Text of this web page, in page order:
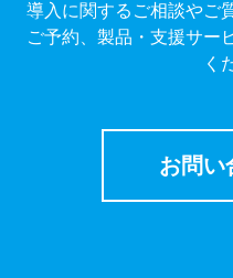
導入に関するご相談やご
ご予約、製品・支援サー
く
お問い